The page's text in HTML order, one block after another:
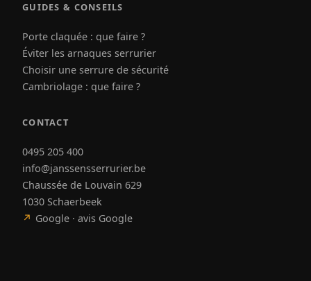
GUIDES & CONSEILS
Porte claquée : que faire ?
Éviter les arnaques serrurier
Choisir une serrure de sécurité
Cambriolage : que faire ?
CONTACT
0495 205 400
info@janssensserrurier.be
Chaussée de Louvain 629
1030 Schaerbeek
↗ Google · avis Google